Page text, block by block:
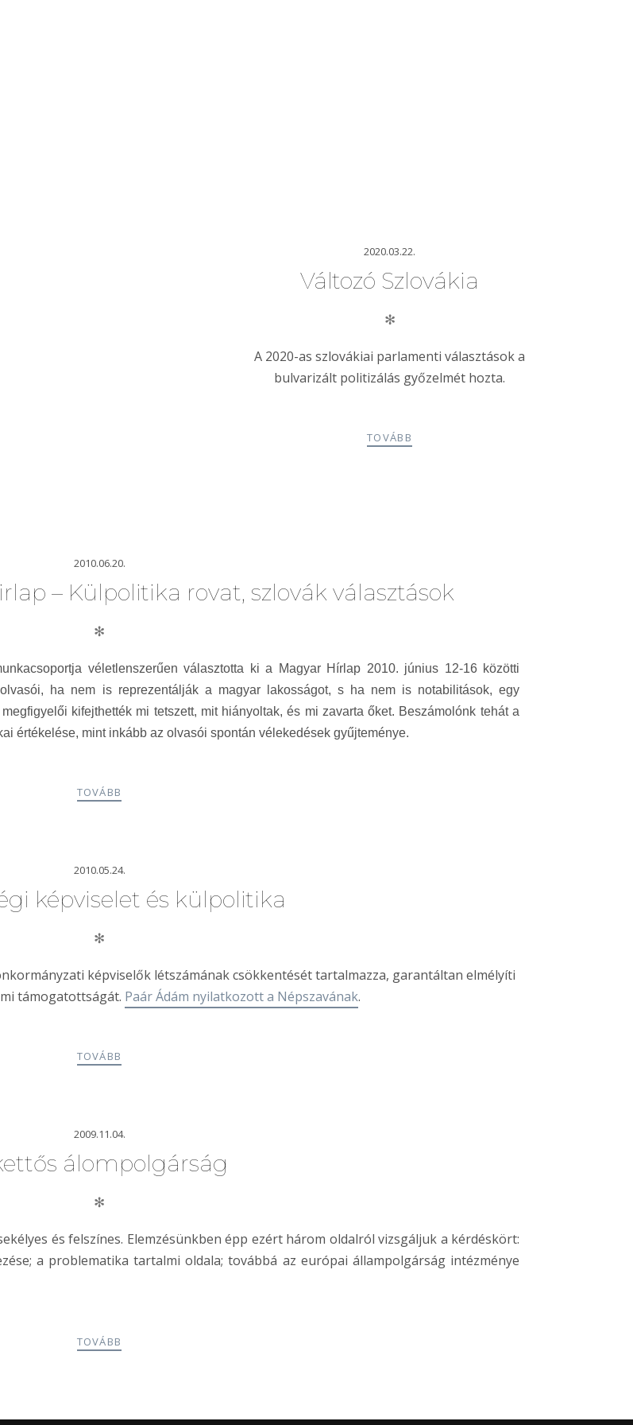
2020.03.22.
Változó Szlovákia
✻
A 2020-as szlovákiai parlamenti választások a
bulvarizált politizálás győzelmét hozta.
TOVÁBB
2010.06.20.
– Külpolitika rovat, szlovák választások
✻
véletlenszerűen választotta ki a Magyar Hírlap 2010. június 12-16 közötti
ha nem is reprezentálják a magyar lakosságot, s ha nem is notabilitások, egy
kifejthették mi tetszett, mit hiányoltak, és mi zavarta őket. Beszámolónk tehát a
értékelése, mint inkább az olvasói spontán vélekedések gyűjteménye.
TOVÁBB
2010.05.24.
képviselet és külpolitika
✻
képviselők létszámának csökkentését tartalmazza, garantáltan elmélyíti
támogatottságát. Paár Ádám nyilatkozott a Népszavának.
TOVÁBB
2009.11.04.
álompolgárság
✻
és felszínes. Elemzésünkben épp ezért három oldalról vizsgáljuk a kérdéskört:
a problematika tartalmi oldala; továbbá az európai állampolgárság intézménye
TOVÁBB